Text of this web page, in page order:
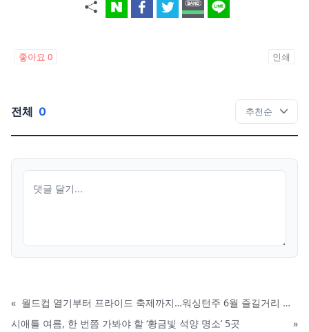
좋아요 0 인쇄
전체 0
«
월드컵 열기부터 프라이드 축제까지…워싱턴주 6월 즐길거리 풍성
시애틀 여름, 한 번쯤 가봐야 할 ‘황금빛 석양 명소’ 5곳
»